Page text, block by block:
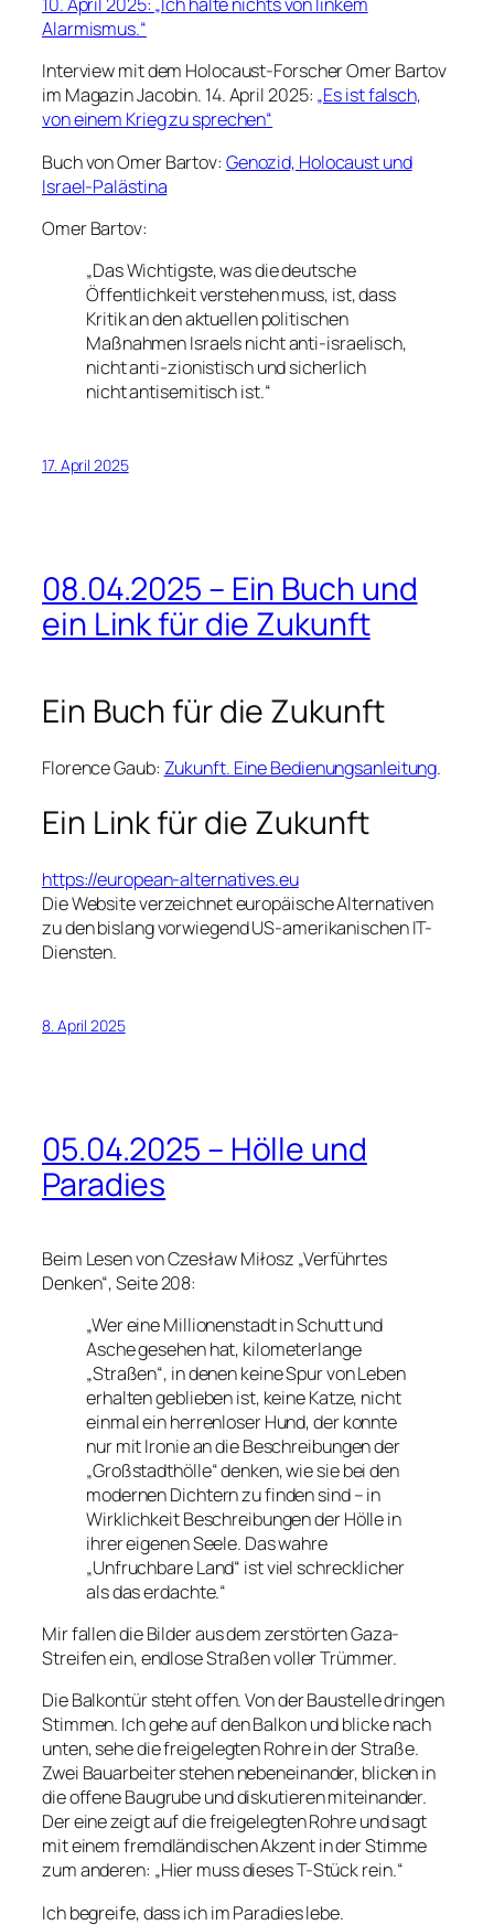
Alarmismus.“
Interview mit dem Holocaust-Forscher Omer Bartov
im Magazin Jacobin. 14. April 2025: „Es ist falsch,
von einem Krieg zu sprechen“
Buch von Omer Bartov: Genozid, Holocaust und
Israel-Palästina
Omer Bartov:
„Das Wichtigste, was die deutsche
Öffentlichkeit verstehen muss, ist, dass
Kritik an den aktuellen politischen
Maßnahmen Israels nicht anti-israelisch,
nicht anti-zionistisch und sicherlich
nicht antisemitisch ist.“
17. April 2025
08.04.2025 – Ein Buch und
ein Link für die Zukunft
Ein Buch für die Zukunft
Florence Gaub: Zukunft. Eine Bedienungsanleitung.
Ein Link für die Zukunft
https://european-alternatives.eu
Die Website verzeichnet europäische Alternativen
zu den bislang vorwiegend US-amerikanischen IT-
Diensten.
8. April 2025
05.04.2025 – Hölle und
Paradies
Beim Lesen von Czesław Miłosz „Verführtes
Denken“, Seite 208:
„Wer eine Millionenstadt in Schutt und
Asche gesehen hat, kilometerlange
„Straßen“, in denen keine Spur von Leben
erhalten geblieben ist, keine Katze, nicht
einmal ein herrenloser Hund, der konnte
nur mit Ironie an die Beschreibungen der
„Großstadthölle“ denken, wie sie bei den
modernen Dichtern zu finden sind – in
Wirklichkeit Beschreibungen der Hölle in
ihrer eigenen Seele. Das wahre
„Unfruchbare Land“ ist viel schrecklicher
als das erdachte.“
Mir fallen die Bilder aus dem zerstörten Gaza-
Streifen ein, endlose Straßen voller Trümmer.
Die Balkontür steht offen. Von der Baustelle dringen
Stimmen. Ich gehe auf den Balkon und blicke nach
unten, sehe die freigelegten Rohre in der Straße.
Zwei Bauarbeiter stehen nebeneinander, blicken in
die offene Baugrube und diskutieren miteinander.
Der eine zeigt auf die freigelegten Rohre und sagt
mit einem fremdländischen Akzent in der Stimme
zum anderen: „Hier muss dieses T-Stück rein.“
Ich begreife, dass ich im Paradies lebe.